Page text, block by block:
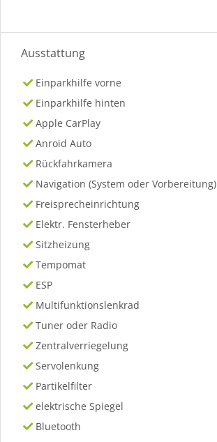
Ausstattung
Einparkhilfe vorne
Einparkhilfe hinten
Apple CarPlay
Anroid Auto
Rückfahrkamera
Navigation (System oder Vorbereitung)
Freisprecheinrichtung
Elektr. Fensterheber
Sitzheizung
Tempomat
ESP
Multifunktionslenkrad
Tuner oder Radio
Zentralverriegelung
Servolenkung
Partikelfilter
elektrische Spiegel
Bluetooth